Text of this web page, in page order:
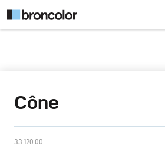
Cône
33.120.00